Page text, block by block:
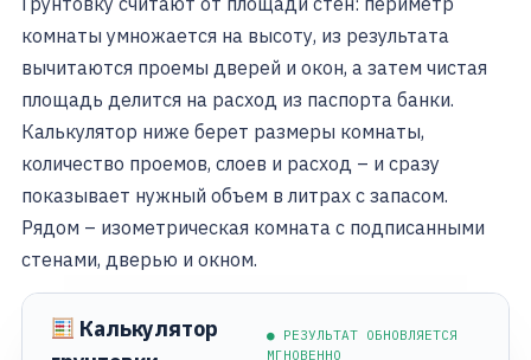
комнаты умножается на высоту, из результата
вычитаются проемы дверей и окон, а затем чистая
площадь делится на расход из паспорта банки.
Калькулятор ниже берет размеры комнаты,
количество проемов, слоев и расход – и сразу
показывает нужный объем в литрах с запасом.
Рядом – изометрическая комната с подписанными
стенами, дверью и окном.
Калькулятор
● РЕЗУЛЬТАТ ОБНОВЛЯЕТСЯ
МГНОВЕННО